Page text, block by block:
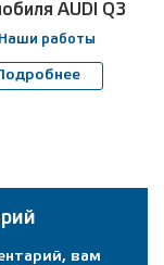
AUDI Q3
Наши работы
вам